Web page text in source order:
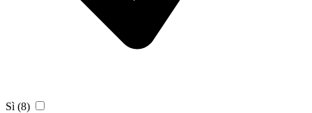
Sì (8)